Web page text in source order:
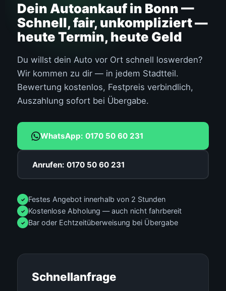
Dein Autoankauf in Bonn —
Schnell, fair, unkompliziert —
heute Termin, heute Geld
Du willst dein Auto vor Ort schnell loswerden?
Wir kommen zu dir — in jedem Stadtteil.
Bewertung kostenlos, Festpreis verbindlich,
Auszahlung sofort bei Übergabe.
WhatsApp: 0170 50 60 231
Anrufen: 0170 50 60 231
✓ Festes Angebot innerhalb von 2 Stunden
✓ Kostenlose Abholung — auch nicht fahrbereit
✓ Bar oder Echtzeitüberweisung bei Übergabe
Schnellanfrage